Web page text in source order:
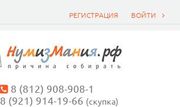
ВОЙТИ
РЕГИСТРАЦИЯ
8 (812) 908-908-1
8 (921) 914-19-66 (скупка)